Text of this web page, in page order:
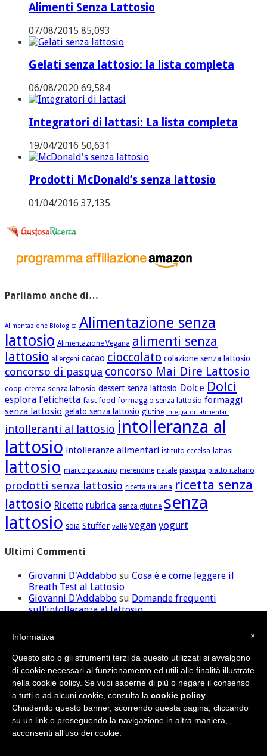
Alimenti Senza Lattosio
07/08/2015 85,093
Gelati senza lattosio: la lista completa
06/08/2020 69,584
Integratori di lattasi: La lista completa
19/04/2016 50,631
Prodotti McDonald’s senza lattosio
01/04/2016 37,135
Parliamo anche di…
Alimentazione Biologica Alimentazione senza
lattosio Alimentazione Vegana alimenti senza
lattosio allergeni cacao cioccolato colazione senza lattosio
concorso di pasqua concorso Mai Dire Lattosio
coop crema senza lattosio dessert senza lattosio Dolce Dolci
esplora l'etichetta fast food formaggio senza lattosio formaggi
senza lattosio gelato senza lattosio glutine integratori alimentari
intolleranti al lattosio intolleranza al
lattosio intolleranze alimentari istituto eccelsa lattasi
lattosio marco pascazio merendine natale pasqua piatto italiano
prodotti senza lattosio ricetta italiana ricetta senza
lattosio Ricette rubrica senza glutine senza
lattosio soia Stuffer vallè vegan yogurt
Ultimi Commenti
Giovanni D'Addabbo su Cosa è e come leggere il
Breath Test al Lattosio
Giovanni D'Addabbo su Domande frequenti
sull’intolleranza al lattosio
lattosio
Davidsu
Lattosio
Giovanni D'AddabbosuDomande frequenti
sull’intolleranza al lattosio
Credit •Sitemap
© Nutras Srl - Via della Pace, 279 - 62100 Macerata (MC) | P.IVA
02038670432
×
Informativa
Questo sito o gli strumenti terzi da questo utilizzati si avvalgono
di cookie necessari al funzionamento ed utili alle finalità illustrate
nella cookie policy. Se vuoi saperne di più o negare il consenso
a tutti o ad alcuni cookie, consulta la cookie policy
Chiudendo questo banner, scorrendo questa pagina, cliccando
su un link o proseguendo la navigazione in altra maniera,
acconsenti all’uso dei cookie.